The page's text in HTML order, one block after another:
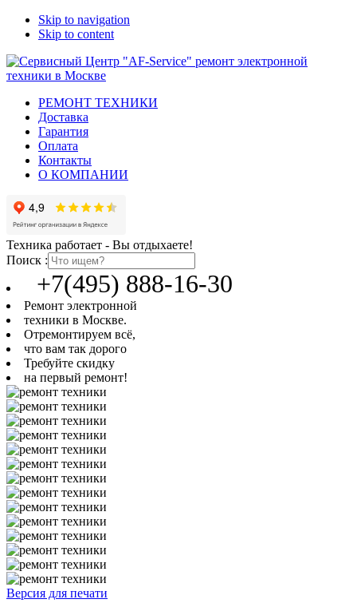
Skip to navigation
Skip to content
РЕМОНТ ТЕХНИКИ
Доставка
Гарантия
Оплата
Контакты
О КОМПАНИИ
Техника работает - Вы отдыхаете!
Поиск :
+7(495) 888-16-30
Ремонт электронной
техники в Москве.
Отремонтируем всё,
что вам так дорого
Требуйте скидку
на первый ремонт!
Версия для печати